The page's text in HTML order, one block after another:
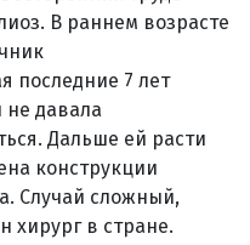
В раннем возрасте
последние 7 лет
не давала
Дальше ей расти
конструкции
Случай сложный,
хирург в стране.